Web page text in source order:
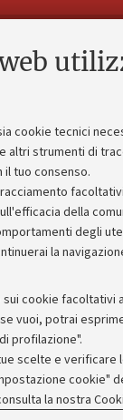
cookie tecnici
altri strumenti di
tuo consenso.
della
degli
la
cookie facoltativi
vuoi, potrai
profilazione".
scelte e verificare
cookie"
la nostra
e PEC
community
strategico
Bilanci
e 5x1000
gare e concorsi
Albo online
Atti di notifica